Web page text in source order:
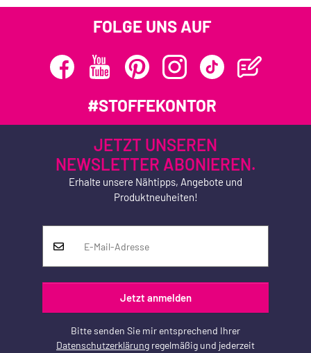
FOLGE UNS AUF
#STOFFEKONTOR
JETZT UNSEREN
NEWSLETTER ABONIEREN.
Erhalte unsere Nähtipps, Angebote und
Produktneuheiten!
Jetzt anmelden
Bitte senden Sie mir entsprechend Ihrer
Datenschutzerklärung regelmäßig und jederzeit